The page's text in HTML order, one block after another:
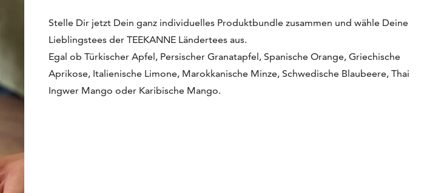
Stelle Dir jetzt Dein ganz individuelles Produktbundle zusammen und wähle Deine
Lieblingstees der TEEKANNE Ländertees aus.
Egal ob Türkischer Apfel, Persischer Granatapfel, Spanische Orange, Griechische
Aprikose, Italienische Limone, Marokkanische Minze, Schwedische Blaubeere, Thai
Ingwer Mango oder Karibische Mango.